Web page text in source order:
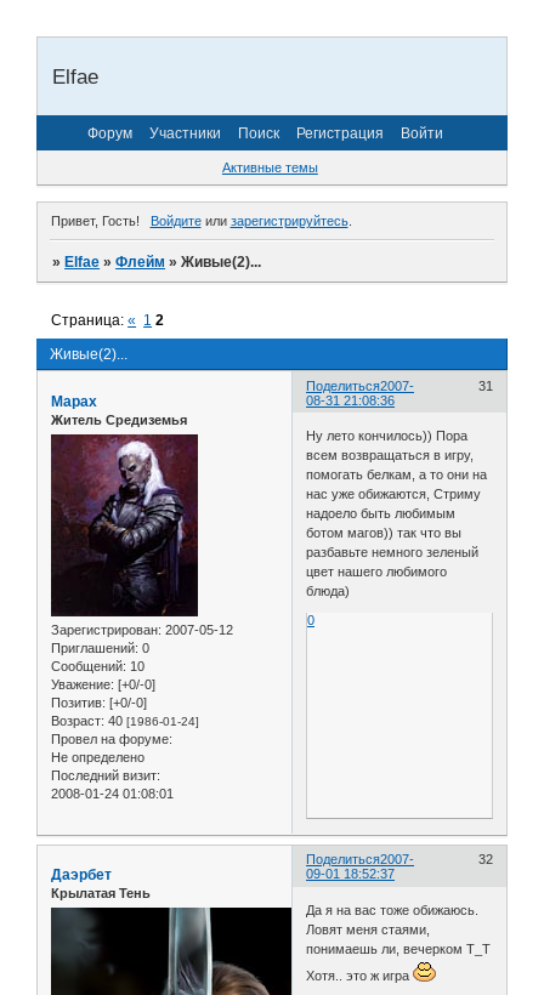
Elfae
Форум Участники Поиск Регистрация Войти
Активные темы
Привет, Гость! Войдитеили зарегистрируйтесь.
»Elfae »Флейм »Живые(2)...
Живые(2)...
Страница:« 1 2
Поделиться 31
2007-
08-31 21:08:36
Марах
Житель Средиземья
Зарегистрирован: 2007-05-12
Приглашений: 0
Сообщений: 10
Уважение: [+0/-0]
Позитив: [+0/-0]
Возраст: 40 [1986-01-24]
Провел на форуме:
Не определено
Последний визит:
2008-01-24 01:08:01
Ну лето кончилось)) Пора
всем возвращаться в игру,
помогать белкам, а то они на
нас уже обижаются, Стриму
надоело быть любимым
ботом магов)) так что вы
разбавьте немного зеленый
цвет нашего любимого
блюда)
0
Поделиться 32
2007-
09-01 18:52:37
Даэрбет
Крылатая Тень
Да я на вас тоже обижаюсь.
Ловят меня стаями,
понимаешь ли, вечерком Т_Т
Хотя.. это ж игра